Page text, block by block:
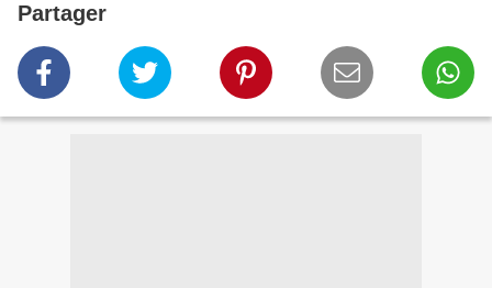
Partager